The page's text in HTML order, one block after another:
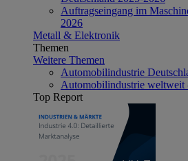
Auftragseingang im
2026
Metall & Elektronik
Themen
Weitere Themen
Automobilindustrie
Automobilindustrie weltweit
Top Report